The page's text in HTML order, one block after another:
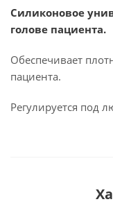
Силиконовое
голове пациента.
Обеспечивает
пациента.
Регулируется под